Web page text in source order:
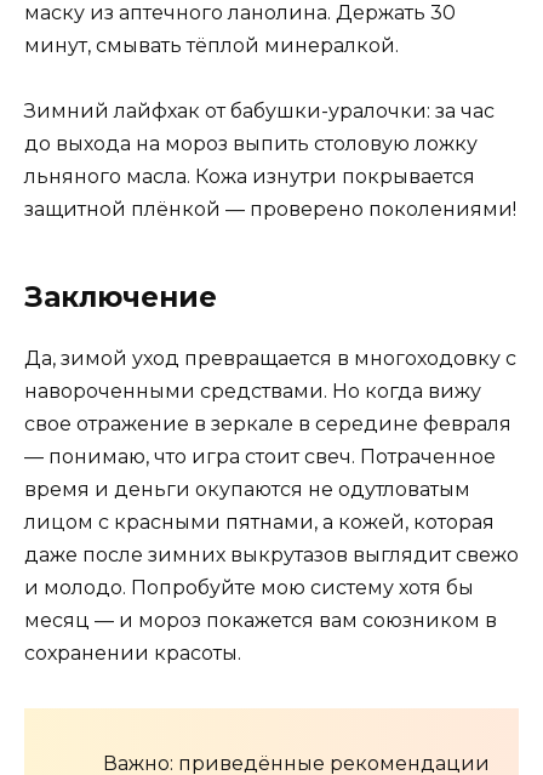
маску из аптечного ланолина. Держать 30
минут, смывать тёплой минералкой.
Зимний лайфхак от бабушки-уралочки: за час
до выхода на мороз выпить столовую ложку
льняного масла. Кожа изнутри покрывается
защитной плёнкой — проверено поколениями!
Заключение
Да, зимой уход превращается в многоходовку с
навороченными средствами. Но когда вижу
свое отражение в зеркале в середине февраля
— понимаю, что игра стоит свеч. Потраченное
время и деньги окупаются не одутловатым
лицом с красными пятнами, а кожей, которая
даже после зимних выкрутазов выглядит свежо
и молодо. Попробуйте мою систему хотя бы
месяц — и мороз покажется вам союзником в
сохранении красоты.
Важно: приведённые рекомендации